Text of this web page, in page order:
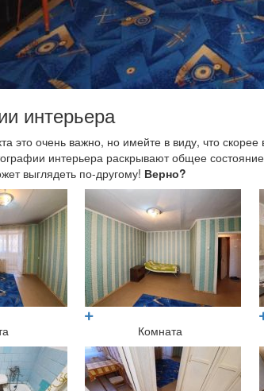
интерьера
это очень важно, но имейте в виду, что скорее
интерьера раскрывают общее
выглядеть по-другому! Верно?
Комната